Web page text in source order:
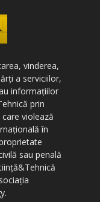
vinderea,
a serviciilor,
informațiilor
prin
violează
în
sau penală